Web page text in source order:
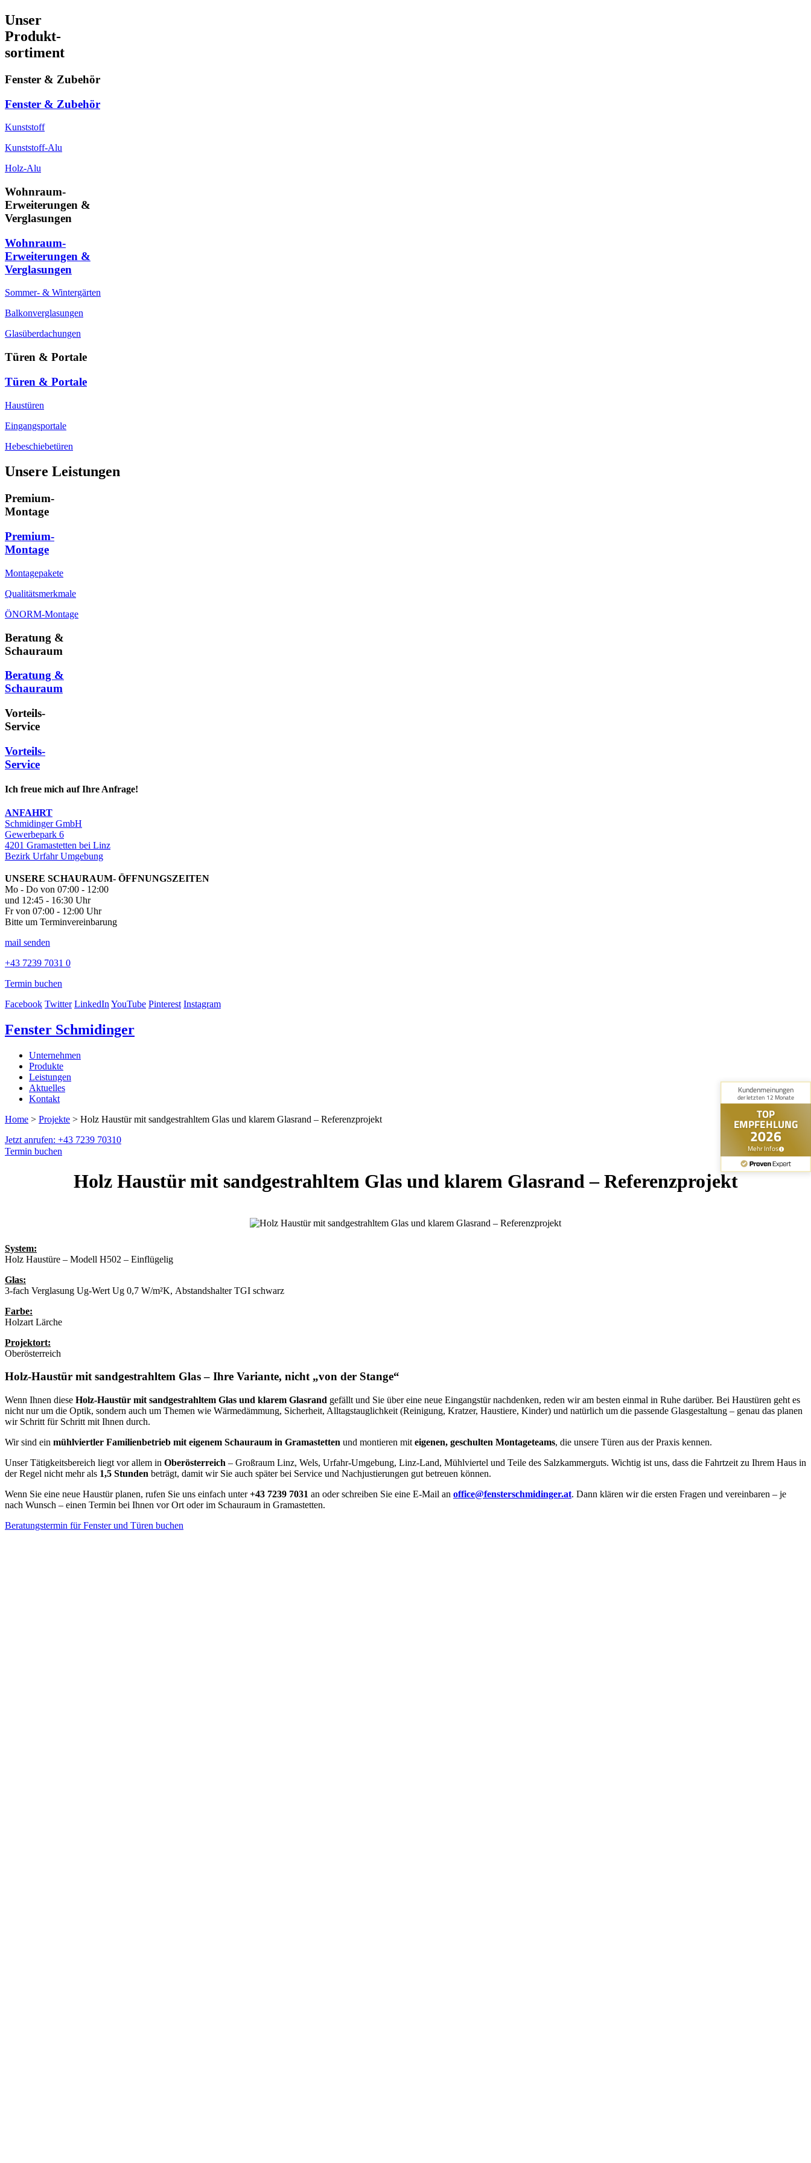
Unser
Produkt-
sortiment
Fenster & Zubehör
Fenster & Zubehör
Kunststoff
Kunststoff-Alu
Holz-Alu
Wohnraum-
Erweiterungen &
Verglasungen
Wohnraum-
Erweiterungen &
Verglasungen
Sommer- & Wintergärten
Balkonverglasungen
Glasüberdachungen
Türen & Portale
Türen & Portale
Haustüren
Eingangsportale
Hebeschiebetüren
Unsere Leistungen
Premium-
Montage
Premium-
Montage
Montagepakete
Qualitätsmerkmale
ÖNORM-Montage
Beratung &
Schauraum
Beratung &
Schauraum
Vorteils-
Service
Vorteils-
Service
Ich freue mich auf Ihre Anfrage!
ANFAHRT
Schmidinger GmbH
Gewerbepark 6
4201 Gramastetten bei Linz
Bezirk Urfahr Umgebung
UNSERE SCHAURAUM- ÖFFNUNGSZEITEN
Mo - Do von 07:00 - 12:00
und 12:45 - 16:30 Uhr
Fr von 07:00 - 12:00 Uhr
Bitte um Terminvereinbarung
mail senden
+43 7239 7031 0
Termin buchen
Facebook Twitter LinkedInYouTube Pinterest Instagram
Fenster Schmidinger
Unternehmen
Produkte
Leistungen
Aktuelles
Kontakt
Home > Projekte > Holz Haustür mit sandgestrahltem Glas und klarem Glasrand – Referenzprojekt
Jetzt anrufen: +43 7239 70310
Termin buchen
Holz Haustür mit sandgestrahltem Glas und klarem Glasrand – Referenzprojekt
System:
Holz Haustüre – Modell H502 – Einflügelig
Glas:
3-fach Verglasung Ug-Wert Ug 0,7 W/m²K, Abstandshalter TGI schwarz
Farbe:
Holzart Lärche
Projektort:
Oberösterreich
Holz-Haustür mit sandgestrahltem Glas – Ihre Variante, nicht „von der Stange“
Wenn Ihnen diese Holz-Haustür mit sandgestrahltem Glas und klarem Glasrand gefällt und Sie über eine neue Eingangstür nachdenken, reden wir am besten einmal in Ruhe darüber. Bei Haustüren geht es
nicht nur um die Optik, sondern auch um Themen wie Wärmedämmung, Sicherheit, Alltagstauglichkeit (Reinigung, Kratzer, Haustiere, Kinder) und natürlich um die passende Glasgestaltung – genau das planen
wir Schritt für Schritt mit Ihnen durch.
Wir sind ein mühlviertler Familienbetrieb mit eigenem Schauraum in Gramastetten und montieren mit eigenen, geschulten Montageteams, die unsere Türen aus der Praxis kennen.
Unser Tätigkeitsbereich liegt vor allem in Oberösterreich – Großraum Linz, Wels, Urfahr-Umgebung, Linz-Land, Mühlviertel und Teile des Salzkammerguts. Wichtig ist uns, dass die Fahrtzeit zu Ihrem Haus in
der Regel nicht mehr als 1,5 Stunden beträgt, damit wir Sie auch später bei Service und Nachjustierungen gut betreuen können.
Wenn Sie eine neue Haustür planen, rufen Sie uns einfach unter+43 7239 7031 an oder schreiben Sie eine E-Mail an office@fensterschmidinger.at. Dann klären wir die ersten Fragen und vereinbaren – je
nach Wunsch – einen Termin bei Ihnen vor Ort oder im Schauraum in Gramastetten.
Beratungstermin für Fenster und Türen buchen